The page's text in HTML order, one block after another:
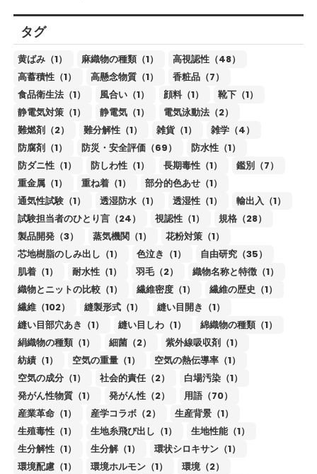
タグ
黄ばみ（1） 麻織物の種類（1）
高視認性（48）
高蓄積性（1）
高懸念物質（1）
香粧品（7）
食品衛生法（1）
風合い（1） 顔料（1）
靴下（1）
静電気対策（1）
静電気（1）
電気泳動法（2）
難燃剤（2）
難分解性（1） 雑貨（1）
雑学（4）
防腐剤（1）
防災・安全評価（69）
防水性（1）
防ダニ性（1）
防しわ性（1） 長期毒性（1）
鑑別（7）
重金属（1）
重ね着（1）
部分的色あせ（1）
通気性試験（1）
透湿防水（1） 透湿性（1）
輸出入（1）
試験担当者のひとり言（24）
視認性（1）
規格（28）
製品開発（3）
蒸気機関（1）
花粉対策（1）
芯地樹脂のしみ出し（1）
色泣き（1）
自由研究（35）
肌着（1）
耐水性（1） 羽毛（2）
織物名称と特徴（1）
織物とニットの比較（1）
繊維密度（1）
繊維の歴史（1）
繊維（102）
縫製形式（1）
縫い目開き（1）
縫い目部穴あき（1）
縫い目しわ（1）
綿織物の種類（1）
絹織物の種類（1）
細菌（2）
紫外線吸収剤（1）
紡績（1）
空気の重量（1）
空気の熱伝導率（1）
空気の成分（1）
社会的責任（2）
白場汚染（1）
発がん性物質（1）
発がん性（2）
用語（70）
産業革命（1）
産学コラボ（2）
生産背景（1）
生殖毒性（1）
生地糸飛び出し（1）
生地性能（1）
生分解性（1）
生分解（1）
環状シロキサン（1）
環境配慮（1）
環境ホルモン（1）
環境（2）